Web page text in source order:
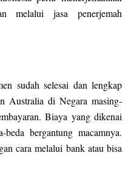
melalui jasa penerjemah
sudah selesai dan lengkap
Australia di Negara masing-
Biaya yang dikenai
bergantung macamnya.
cara melalui bank atau bisa